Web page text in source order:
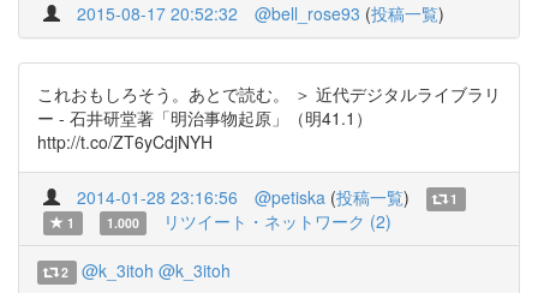
2015-08-17 20:52:32 @bell_rose93 (投稿一覧)
これおもしろそう。あとで読む。 ＞ 近代デジタルライブラリ
ー - 石井研堂著「明治事物起原」（明41.1）
http://t.co/ZT6yCdjNYH
2014-01-28 23:16:56 @petiska (投稿一覧)
1
1
1.000 リツイート・ネットワーク (2)
2 @k_3itoh @k_3itoh